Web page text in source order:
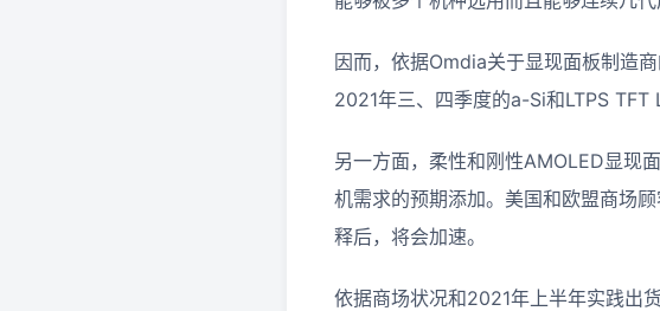
因而，依据Omdia关于显现面板制造
2021年三、四季度的a-Si和LTPS TFT
另一方面，柔性和刚性AMOLED显现
机需求的预期添加。美国和欧盟商场
释后，将会加速。
依据商场状况和2021年上半年实践出